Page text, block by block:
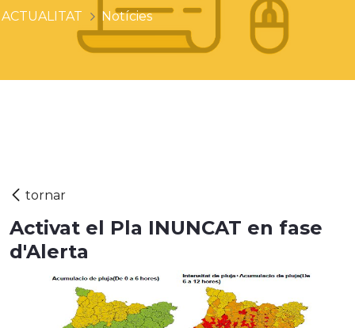
ACTUALITAT Notícies
Activat el Pla INUNCAT en fase
d'Alerta